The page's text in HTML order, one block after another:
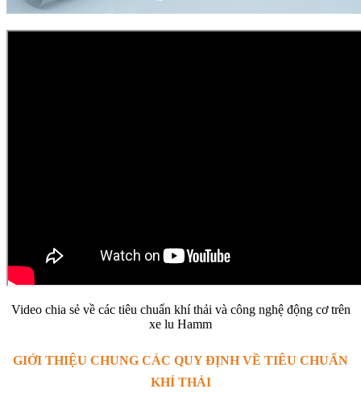
Video chia sẻ về các tiêu chuẩn khí thải và công nghệ động cơ trên
xe lu Hamm
GIỚI THIỆU CHUNG CÁC QUY ĐỊNH VỀ TIÊU CHUẨN
KHÍ THẢI